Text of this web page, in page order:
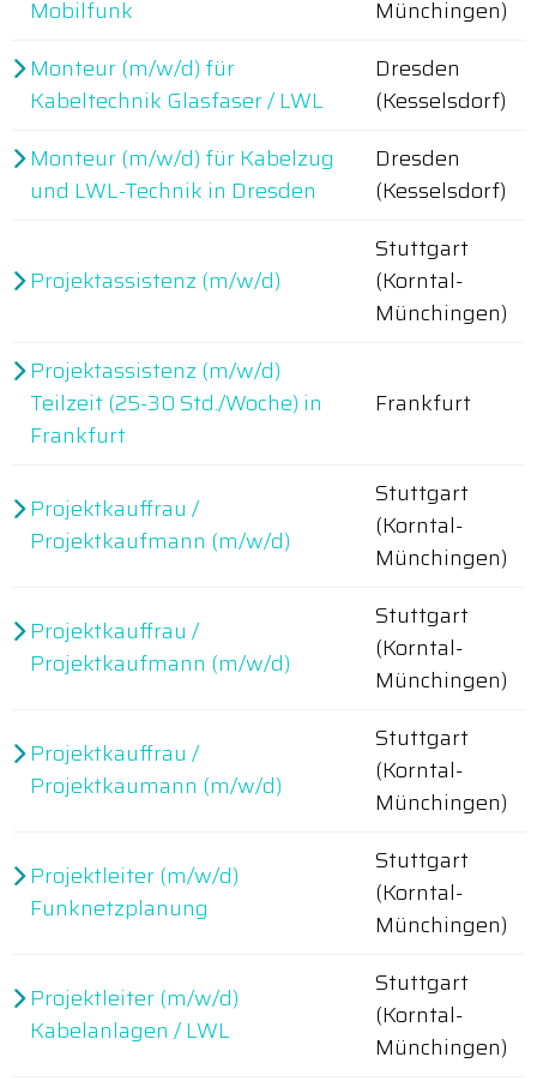
Mobilfunk
Münchingen)
Monteur (m/w/d) für
Kabeltechnik Glasfaser / LWL
Dresden
(Kesselsdorf)
Monteur (m/w/d) für Kabelzug
und LWL-Technik in Dresden
Dresden
(Kesselsdorf)
Projektassistenz (m/w/d)
Stuttgart
(Korntal-
Münchingen)
Projektassistenz (m/w/d)
Teilzeit (25-30 Std./Woche) in
Frankfurt
Frankfurt
Projektkauffrau /
Projektkaufmann (m/w/d)
Stuttgart
(Korntal-
Münchingen)
Projektkauffrau /
Projektkaufmann (m/w/d)
Stuttgart
(Korntal-
Münchingen)
Projektkauffrau /
Projektkaumann (m/w/d)
Stuttgart
(Korntal-
Münchingen)
Projektleiter (m/w/d)
Funknetzplanung
Stuttgart
(Korntal-
Münchingen)
Projektleiter (m/w/d)
Kabelanlagen / LWL
Stuttgart
(Korntal-
Münchingen)